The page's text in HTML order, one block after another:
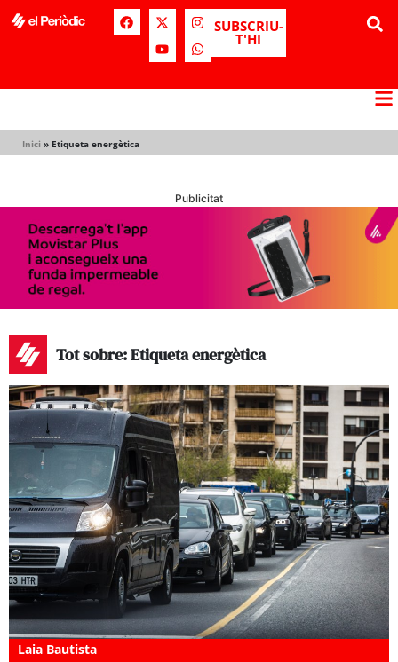
SUBSCRIU-
T'HI
Inici » Etiqueta energètica
Publicitat
Tot sobre: Etiqueta energètica
Laia Bautista